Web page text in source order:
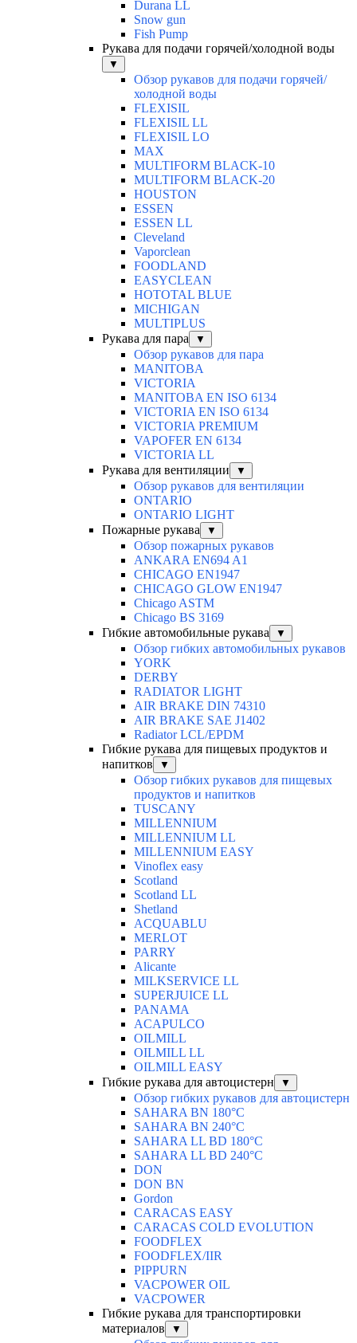
Durana LL
Snow gun
Fish Pump
Рукава для подачи горячей/холодной воды
▼
Обзор рукавов для подачи горячей/
холодной воды
FLEXISIL
FLEXISIL LL
FLEXISIL LO
MAX
MULTIFORM BLACK-10
MULTIFORM BLACK-20
HOUSTON
ESSEN
ESSEN LL
Cleveland
Vaporclean
FOODLAND
EASYCLEAN
HOTOTAL BLUE
MICHIGAN
MULTIPLUS
Рукава для пара
▼
Обзор рукавов для пара
MANITOBA
VICTORIA
MANITOBA EN ISO 6134
VICTORIA EN ISO 6134
VICTORIA PREMIUM
VAPOFER EN 6134
VICTORIA LL
Рукава для вентиляции
▼
Обзор рукавов для вентиляции
ONTARIO
ONTARIO LIGHT
Пожарные рукава
▼
Обзор пожарных рукавов
ANKARA EN694 A1
CHICAGO EN1947
CHICAGO GLOW EN1947
Chicago ASTM
Chicago BS 3169
Гибкие автомобильные рукава
▼
Обзор гибких автомобильных рукавов
YORK
DERBY
RADIATOR LIGHT
AIR BRAKE DIN 74310
AIR BRAKE SAE J1402
Radiator LCL/EPDM
Гибкие рукава для пищевых продуктов и
напитков
▼
Обзор гибких рукавов для пищевых
продуктов и напитков
TUSCANY
MILLENNIUM
MILLENNIUM LL
MILLENNIUM EASY
Vinoflex easy
Scotland
Scotland LL
Shetland
ACQUABLU
MERLOT
PARRY
Alicante
MILKSERVICE LL
SUPERJUICE LL
PANAMA
ACAPULCO
OILMILL
OILMILL LL
OILMILL EASY
Гибкие рукава для автоцистерн
▼
Обзор гибких рукавов для автоцистерн
SAHARA BN 180°C
SAHARA BN 240°C
SAHARA LL BD 180°C
SAHARA LL BD 240°C
DON
DON BN
Gordon
CARACAS EASY
CARACAS COLD EVOLUTION
FOODFLEX
FOODFLEX/IIR
PIPPURN
VACPOWER OIL
VACPOWER
Гибкие рукава для транспортировки
материалов
▼